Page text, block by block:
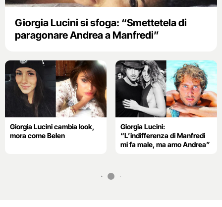
Giorgia Lucini si sfoga: “Smettetela di
paragonare Andrea a Manfredi”
Giorgia Lucini cambia look,
mora come Belen
Giorgia Lucini:
“L’indifferenza di Manfredi
mi fa male, ma amo Andrea”